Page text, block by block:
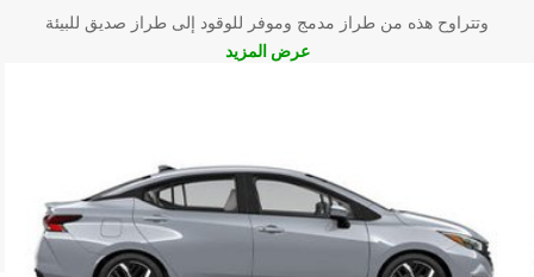
وتتراوح هذه من طراز مدمج وموفر للوقود إلى طراز صديق للبيئة
عرض المزيد